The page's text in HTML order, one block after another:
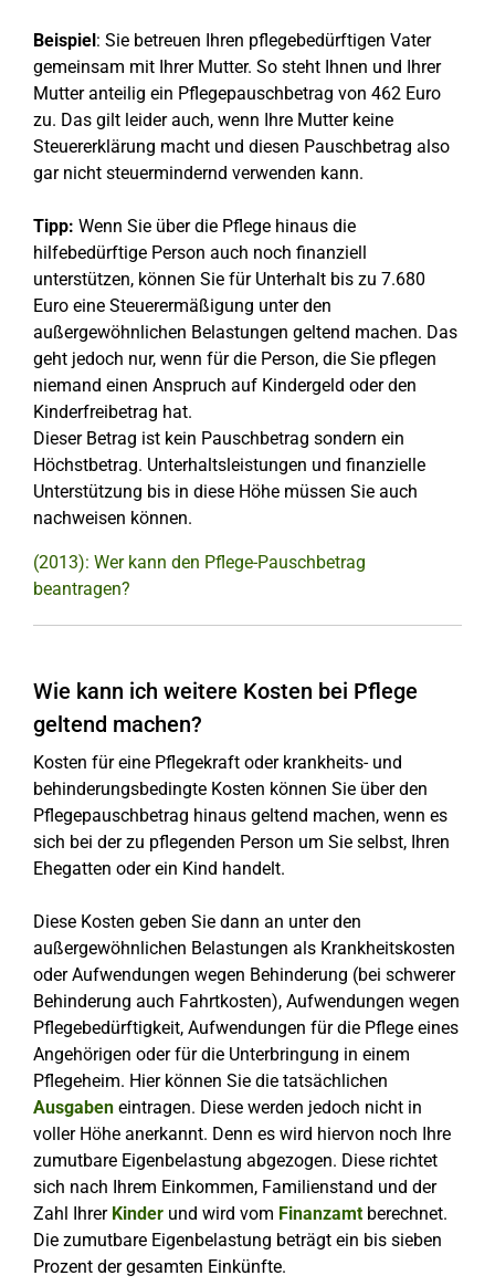
Beispiel: Sie betreuen Ihren pflegebedürftigen Vater
gemeinsam mit Ihrer Mutter. So steht Ihnen und Ihrer
Mutter anteilig ein Pflegepauschbetrag von 462 Euro
zu. Das gilt leider auch, wenn Ihre Mutter keine
Steuererklärung macht und diesen Pauschbetrag also
gar nicht steuermindernd verwenden kann.
Tipp: Wenn Sie über die Pflege hinaus die
hilfebedürftige Person auch noch finanziell
unterstützen, können Sie für Unterhalt bis zu 7.680
Euro eine Steuerermäßigung unter den
außergewöhnlichen Belastungen geltend machen. Das
geht jedoch nur, wenn für die Person, die Sie pflegen
niemand einen Anspruch auf Kindergeld oder den
Kinderfreibetrag hat.
Dieser Betrag ist kein Pauschbetrag sondern ein
Höchstbetrag. Unterhaltsleistungen und finanzielle
Unterstützung bis in diese Höhe müssen Sie auch
nachweisen können.
(2013): Wer kann den Pflege-Pauschbetrag
beantragen?
Wie kann ich weitere Kosten bei Pflege
geltend machen?
Kosten für eine Pflegekraft oder krankheits- und
behinderungsbedingte Kosten können Sie über den
Pflegepauschbetrag hinaus geltend machen, wenn es
sich bei der zu pflegenden Person um Sie selbst, Ihren
Ehegatten oder ein Kind handelt.
Diese Kosten geben Sie dann an unter den
außergewöhnlichen Belastungen als Krankheitskosten
oder Aufwendungen wegen Behinderung (bei schwerer
Behinderung auch Fahrtkosten), Aufwendungen wegen
Pflegebedürftigkeit, Aufwendungen für die Pflege eines
Angehörigen oder für die Unterbringung in einem
Pflegeheim. Hier können Sie die tatsächlichen
Ausgaben eintragen. Diese werden jedoch nicht in
voller Höhe anerkannt. Denn es wird hiervon noch Ihre
zumutbare Eigenbelastung abgezogen. Diese richtet
sich nach Ihrem Einkommen, Familienstand und der
Zahl Ihrer Kinder und wird vom Finanzamtberechnet.
Die zumutbare Eigenbelastung beträgt ein bis sieben
Prozent der gesamten Einkünfte.